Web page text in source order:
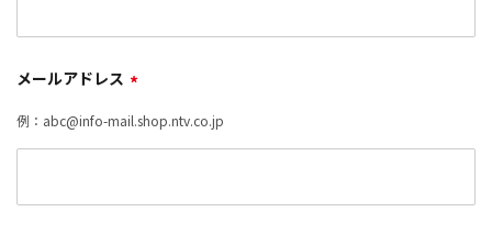
メールアドレス *
例：abc@info-mail.shop.ntv.co.jp